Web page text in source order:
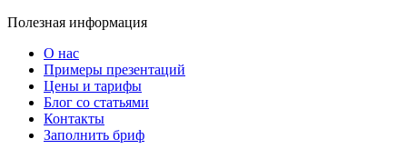
Полезная информация
О нас
Примеры презентаций
Цены и тарифы
Блог со статьями
Контакты
Заполнить бриф